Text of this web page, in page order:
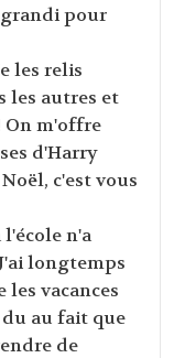
pour
les relis
les autres et
On m'offre
d'Harry
c'est vous
l'école n'a
longtemps
les vacances
au fait que
de